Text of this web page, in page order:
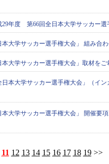
29年度 第66回全日本大学サッカー選
本大学サッカー選手権大会」 組み合
本大学サッカー選手権大会」取材を
本大学サッカー選手権大会」（イ
本大学サッカー選手権大会」 開催要
11 12 13 14 15 16 17 18 19>>